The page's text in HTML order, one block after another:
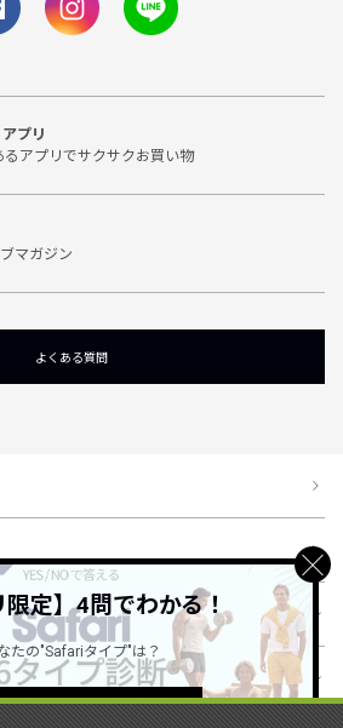
プリ
るアプリでサクサクお買い物
マガジン
よくある質問
限定】4問でわかる！
たの"Safariタイプ"は？
詳しくはこちら ＞